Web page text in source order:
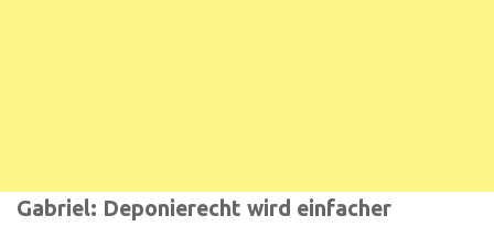
Gabriel: Deponierecht wird einfacher